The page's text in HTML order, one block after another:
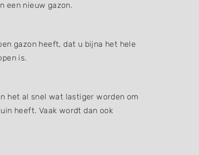
een nieuw gazon.
gazon heeft, dat u bijna het hele
is.
het al snel wat lastiger worden om
heeft. Vaak wordt dan ook